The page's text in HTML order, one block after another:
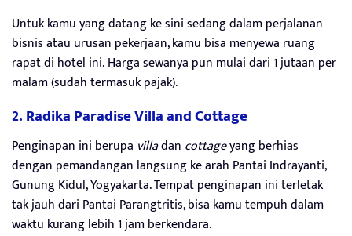
Untuk kamu yang datang ke sini sedang dalam perjalanan
bisnis atau urusan pekerjaan, kamu bisa menyewa ruang
rapat di hotel ini. Harga sewanya pun mulai dari 1 jutaan per
malam (sudah termasuk pajak).
2. Radika Paradise Villa and Cottage
Penginapan ini berupa villadan cottageyang berhias
dengan pemandangan langsung ke arah Pantai Indrayanti,
Gunung Kidul, Yogyakarta. Tempat penginapan ini terletak
tak jauh dari Pantai Parangtritis, bisa kamu tempuh dalam
waktu kurang lebih 1 jam berkendara.